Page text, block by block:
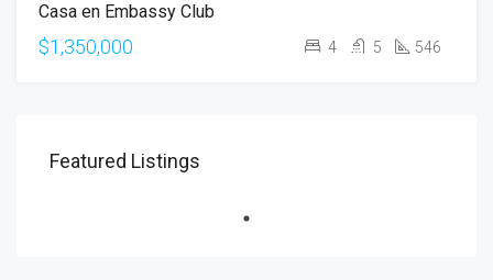
Casa en Embassy Club
$1,350,000 4 5 546
Featured Listings